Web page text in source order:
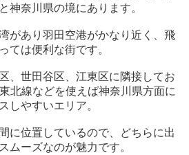
神奈川県の境にあります。
があり羽田空港がかなり近く、飛
ては便利な街です。
、世田谷区、江東区に隣接してお
北線などを使えば神奈川県方面に
しやすいエリア。
に位置しているので、どちらに出
ムーズなのが魅力です。